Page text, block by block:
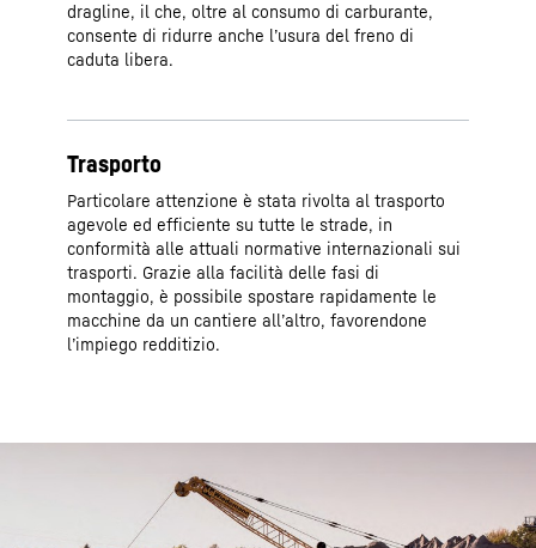
dragline, il che, oltre al consumo di carburante,
consente di ridurre anche l’usura del freno di
caduta libera.
Trasporto
Particolare attenzione è stata rivolta al trasporto
agevole ed efficiente su tutte le strade, in
conformità alle attuali normative internazionali sui
trasporti. Grazie alla facilità delle fasi di
montaggio, è possibile spostare rapidamente le
macchine da un cantiere all’altro, favorendone
l’impiego redditizio.